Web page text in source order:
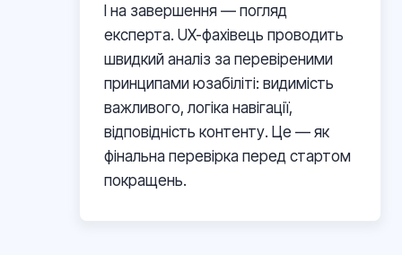
І на завершення — погляд
експерта. UX-фахівець проводить
швидкий аналіз за перевіреними
принципами юзабіліті: видимість
важливого, логіка навігації,
відповідність контенту. Це — як
фінальна перевірка перед стартом
покращень.